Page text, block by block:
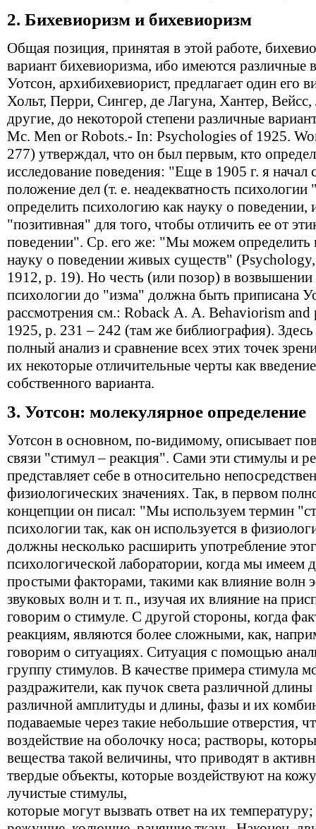
2. Бихевиоризм и бихевиоризм
Общая позиция, принятая в этой работе,
вариант бихевиоризма, ибо имеются различные
Уотсон, архибихевиорист, предлагает один его
Хольт, Перри, Сингер, де Лагуна, Хантер,
другие, до некоторой степени различные
Mc. Men or Robots.- In: Psychologies of 1925.
277) утверждал, что он был первым, кто
исследование поведения: "Еще в 1905 г. я
положение дел (т. е. неадекватность
определить психологию как науку о поведении,
"позитивная" для того, чтобы отличить ее от
поведении". Ср. его же: "Мы можем определить
науку о поведении живых существ"
1912, р. 19). Но честь (или позор) в возвышении
психологии до "изма" должна быть приписана
рассмотрения см.: Rоback А. А. Behaviorism
1925, р. 231 – 242 (там же библиография).
полный анализ и сравнение всех этих точек
их некоторые отличительные черты как
собственного варианта.
3. Уотсон: молекулярное определение
Уотсон в основном, по-видимому, описывает
связи "стимул – реакция". Сами эти стимулы и
представляет себе в относительно
физиологических значениях. Так, в первом
концепции он писал: "Мы используем термин
психологии так, как он используется в
должны несколько расширить употребление
психологической лаборатории, когда мы имеем
простыми факторами, такими как влияние волн
звуковых волн и т. п., изучая их влияние на
говорим о стимуле. С другой стороны, когда
реакциям, являются более сложными, как,
говорим о ситуациях. Ситуация с помощью
группу стимулов. В качестве примера стимула
раздражители, как пучок света различной
различной амплитуды и длины, фазы и их
подаваемые через такие небольшие отверстия,
воздействие на оболочку носа; растворы,
вещества такой величины, что приводят в
твердые объекты, которые воздействуют на
лучистые стимулы,
которые могут вызвать ответ на их